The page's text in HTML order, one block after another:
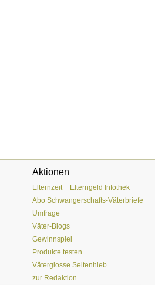
Aktionen
Elternzeit + Elterngeld Infothek
Abo Schwangerschafts-Väterbriefe
Umfrage
Väter-Blogs
Gewinnspiel
Produkte testen
Väterglosse Seitenhieb
zur Redaktion